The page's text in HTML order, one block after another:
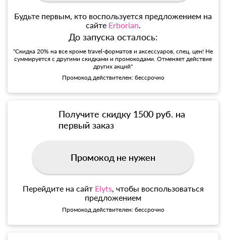
Будьте первым, кто воспользуется предложением на
сайте Erborian.
До запуска осталось:
"Скидка 20% на все кроме travel-форматов и аксессуаров, спец. цен! Не
суммируется с другими скидками и промокодами. Отменяет действие
других акций"
Промокод действителен: бессрочно
Получите скидку 1500 руб. на
первый заказ
Промокод не нужен
Перейдите на сайт Elyts, чтобы воспользоваться
предложением
Промокод действителен: бессрочно